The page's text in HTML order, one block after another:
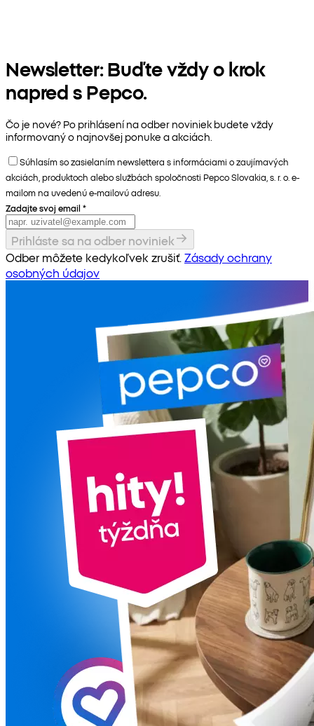
Newsletter: Buďte vždy o krok
napred s Pepco.
Čo je nové? Po prihlásení na odber noviniek budete vždy
informovaný o najnovšej ponuke a akciách.
Súhlasím so zasielaním newslettera s informáciami o zaujímavých
akciách, produktoch alebo službách spoločnosti Pepco Slovakia, s. r. o. e-
mailom na uvedenú e-mailovú adresu.
Zadajte svoj email *
Prihláste sa na odber noviniek
Odber môžete kedykoľvek zrušiť. Zásady ochrany
osobných údajov